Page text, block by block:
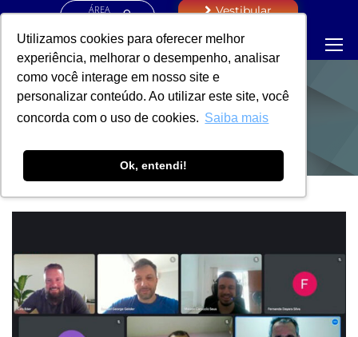
Utilizamos cookies para oferecer melhor
experiência, melhorar o desempenho, analisar
como você interage em nosso site e
personalizar conteúdo. Ao utilizar este site, você
concorda com o uso de cookies. Saiba mais
Ok, entendi!
ÁREA
Vestibular
NOTÍCIAS